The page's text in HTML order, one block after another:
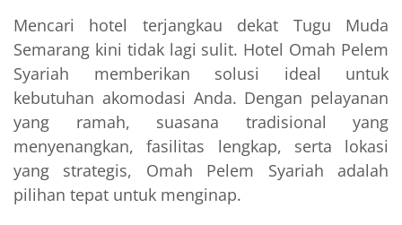
Mencari hotel terjangkau dekat Tugu Muda
Semarang kini tidak lagi sulit. Hotel Omah Pelem
Syariah memberikan solusi ideal untuk
kebutuhan akomodasi Anda. Dengan pelayanan
yang ramah, suasana tradisional yang
menyenangkan, fasilitas lengkap, serta lokasi
yang strategis, Omah Pelem Syariah adalah
pilihan tepat untuk menginap.